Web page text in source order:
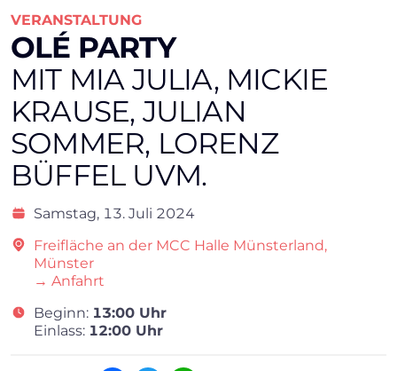
VERANSTALTUNG
OLÉ PARTY
MIT MIA JULIA, MICKIE
KRAUSE, JULIAN
SOMMER, LORENZ
BÜFFEL UVM.
Samstag, 13. Juli 2024
Freifläche an der MCC Halle Münsterland,
Münster
→ Anfahrt
Beginn: 13:00 Uhr
Einlass: 12:00 Uhr